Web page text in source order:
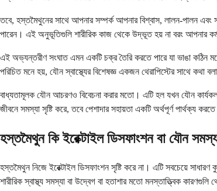
তবে, হস্তমৈথুনের সাথে আপনার সম্পর্ক আপনার বিশ্বাস, লালন-পালন
পারেন। এই অনুভূতিগুলি শারীরিক কাজ থেকে উদ্ভূত হয় না বরং আপনার
এই অভ্যন্তরীণ সংঘাত এমন একটি চক্র তৈরি করতে পারে যা ভাঙা কঠিন
পরিচিত মনে হয়, যৌন স্বাস্থ্যের বিশেষজ্ঞ একজন থেরাপিস্টের সাথে কথা
বাধ্যতামূলক যৌন আচরণও বিবেচনা করার মতো। এটি হল যখন যৌন
জীবনে সমস্যা সৃষ্টি করে, তবে পেশাদার সহায়তা একটি অর্থপূর্ণ পার্থক্য করতে
হস্তমৈথুন কি ইরেক্টাইল ডিসফাংশন বা যৌন
হস্তমৈথুন নিজে ইরেক্টাইল ডিসফাংশন সৃষ্টি করে না। এটি সবচেয়ে সাধারণ
শারীরিক স্বাস্থ্য সমস্যা বা উদ্বেগ বা হতাশার মতো মনস্তাত্ত্বিক